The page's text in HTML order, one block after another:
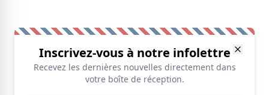
Inscrivez-vous à notre infolettre
Recevez les dernières nouvelles directement dans
votre boîte de réception.